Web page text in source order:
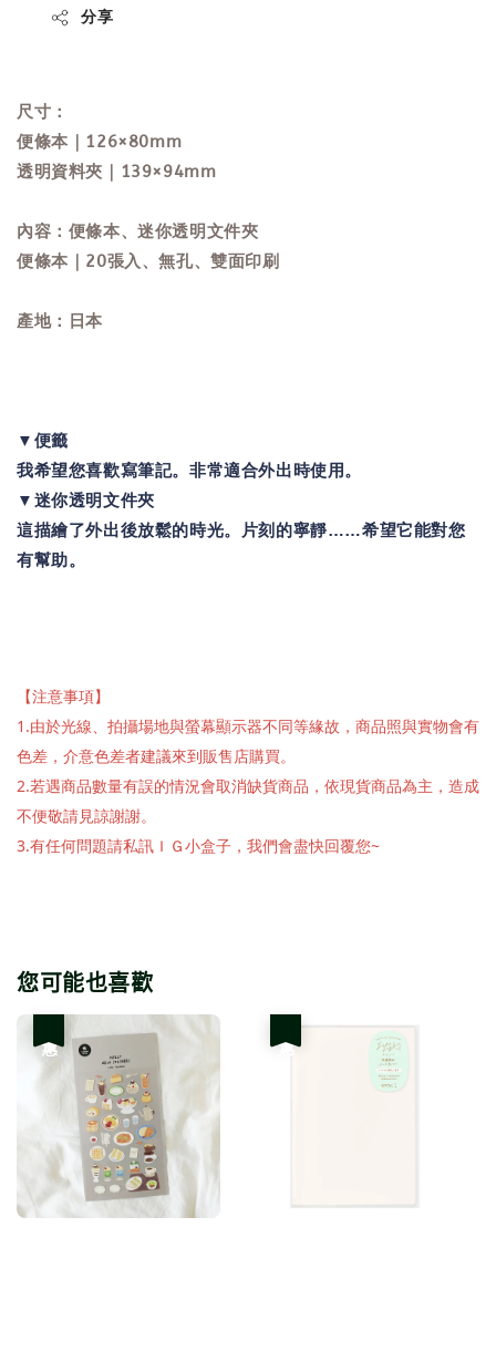
分享
尺寸：
便條本｜ 126×80mm
透明資料夾｜ 139×94mm
內容：便條本、迷你透明文件夾
便條本｜20張入、無孔、雙面印刷
產地：日本
▼便籤
我希望您喜歡寫筆記。非常適合外出時使用。
▼迷你透明文件夾
這描繪了外出後放鬆的時光。片刻的寧靜……希望它能對您
有幫助。
【注意事項】
1.由於光線、拍攝場地與螢幕顯示器不同等緣故，商品照與實物會有
色差，介意色差者建議來到販售店購買。
2.若遇商品數量有誤的情況會取消缺貨商品，依現貨商品為主，造成
不便敬請見諒謝謝。
3.有任何問題請私訊ＩＧ小盒子，我們會盡快回覆您~
您可能也喜歡